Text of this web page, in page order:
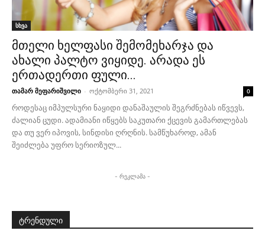
სხვა
მთელი ხელფასი შემომეხარჯა და
ახალი პალტო ვიყიდე. არადა ეს
ერთადერთი ფული...
თამარ მეფარიშვილი - ოქტომბერი 31, 2021 0
როდესაც იმპულსური ნაყიდი დანაშაულის შეგრძნებას იწვევს,
ძალიან ცუდი. ადამიანი იწყებს საკუთარი ქცევის გამართლებას
და თუ ვერ იპოვის, სინდისი ღრღნის. სამწუხაროდ, ამან
შეიძლება უფრო სერიოზულ...
- რეკლამა -
ტრენდული